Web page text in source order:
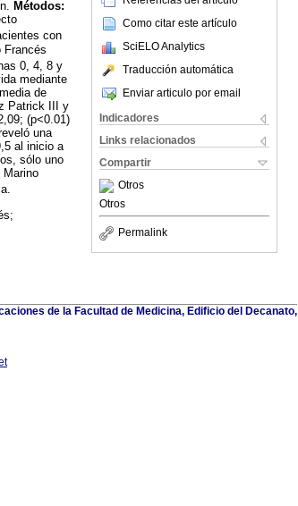
Como citar este artículo
SciELO Analytics
Traducción automática
Enviar articulo por email
Indicadores
Links relacionados
Compartir
Otros
Otros
Permalink
Métodos:
con
Francés
0, 4, 8 y
mediante
de
Patrick III y
(p<0.01)
una
al inicio a
sólo uno
Marino
de la Facultad de Medicina, Edificio del Decanato,